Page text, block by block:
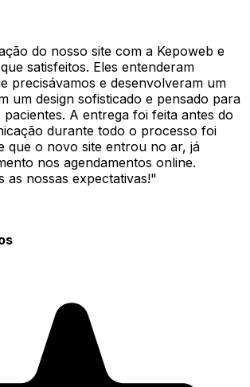
do nosso site com a Kepoweb e
satisfeitos. Eles entenderam
precisávamos e desenvolveram um
um design sofisticado e pensado para
A entrega foi feita antes do
durante todo o processo foi
que o novo site entrou no ar, já
nos agendamentos online.
as nossas expectativas!"